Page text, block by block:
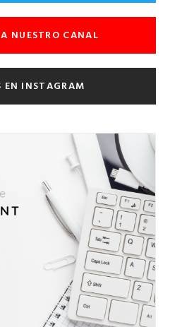
NUESTRO CANAL
EN INSTAGRAM